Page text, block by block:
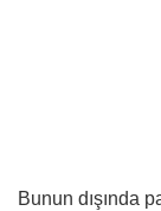
Bunun dışında